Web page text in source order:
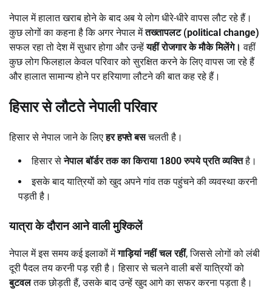
नेपाल में हालात खराब होने के बाद अब ये लोग धीरे-धीरे वापस लौट रहे हैं।
कुछ लोगों का कहना है कि अगर नेपाल मेंतख्तापलट (political change)
सफल रहा तो देश में सुधार होगा और उन्हेंयहीं रोजगार के मौके मिलेंगे। वहीं
कुछ लोग फिलहाल केवल परिवार को सुरक्षित करने के लिए वापस जा रहे हैं
और हालात सामान्य होने पर हरियाणा लौटने की बात कह रहे हैं।
हिसार से लौटते नेपाली परिवार
हिसार से नेपाल जाने के लिएहर हफ्ते बसचलती है।
हिसार सेनेपाल बॉर्डर तक का किराया 1800रुपये प्रति व्यक्तिहै।
इसके बाद यात्रियों को खुद अपने गांव तक पहुंचने की व्यवस्था करनी
पड़ती है।
यात्रा के दौरान आने वाली मुश्किलें
नेपाल में इस समय कई इलाकों मेंगाड़ियां नहीं चल रहीं, जिससे लोगों को लंबी
दूरी पैदल तय करनी पड़ रही है। हिसार से चलने वाली बसें यात्रियों को
बुटवलतक छोड़ती हैं, उसके बाद उन्हें खुद आगे का सफर करना पड़ता है।